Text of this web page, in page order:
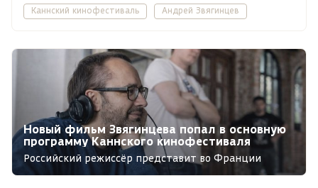
Каннский кинофестиваль Андрей Звягинцев
Новый фильм Звягинцева попал в основную
программу Каннского кинофестиваля
Российский режиссёр представит во Франции
картину «Минотавр».